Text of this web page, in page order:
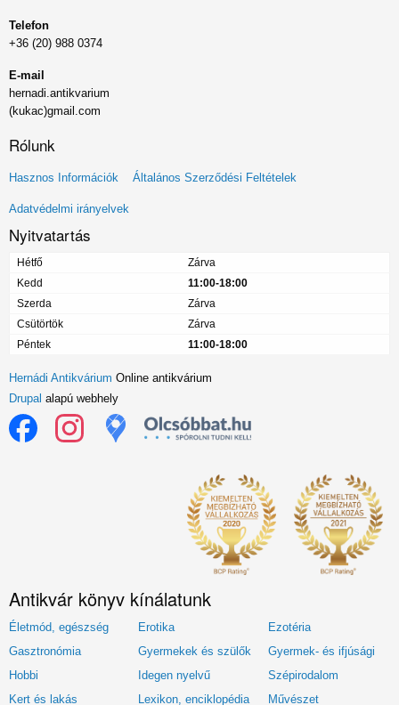
Telefon
+36 (20) 988 0374
E-mail
hernadi.antikvarium
(kukac)gmail.com
Rólunk
Lábléc
menü
Hasznos Információk Általános Szerződési Feltételek
Adatvédelmi irányelvek
Nyitvatartás
Hétfő
Zárva
Kedd
11:00-18:00
Szerda
Zárva
Csütörtök
Zárva
Péntek
11:00-18:00
Hernádi Antikvárium Online antikvárium
Drupal alapú webhely
Antikvár könyv kínálatunk
Életmód, egészség Erotika
Ezotéria
Gasztronómia
Gyermekek és szülők
Gyermek- és ifjúsági
Hobbi
Idegen nyelvű
Szépirodalom
Kert és lakás
Lexikon, enciklopédia Művészet